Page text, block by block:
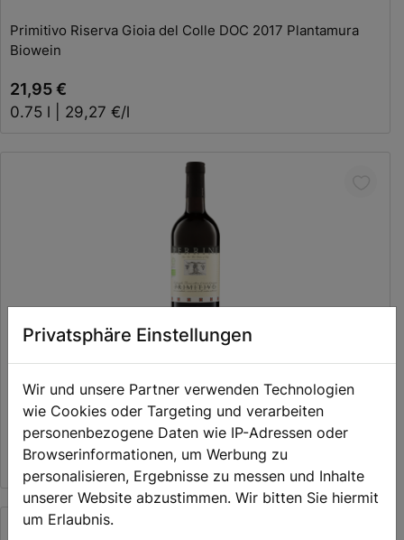
Privatsphäre Einstellungen
Wir und unsere Partner verwenden Technologien
wie Cookies oder Targeting und verarbeiten
personenbezogene Daten wie IP-Adressen oder
Browserinformationen, um Werbung zu
personalisieren, Ergebnisse zu messen und Inhalte
unserer Website abzustimmen. Wir bitten Sie hiermit
um Erlaubnis.
Primitivo Riserva Gioia del Colle DOC 2017 Plantamura
Biowein
21,95 €
0.75 l | 29,27 €/l
In den Warenkorb
Primitivo Puglia IGT Perrini Biowein
9,50 €
0.75 l | 12,67 €/l